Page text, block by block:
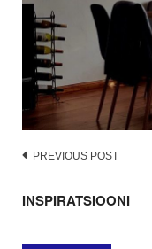
Post
PREVIOUS POST
INSPIRATSIOONI